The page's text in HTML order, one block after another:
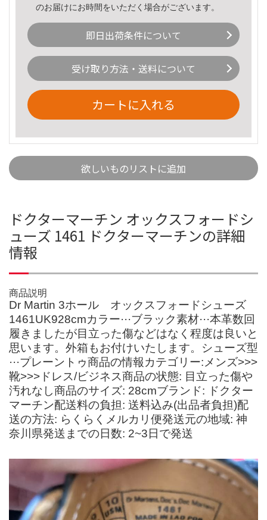
のお届けにお時間をいただく場合がございます。
即日出荷条件について
受け取り方法・送料について
カートに入れる
欲しいものリストに追加
ドクターマーチン オックスフォードシ
ューズ 1461 ドクターマーチンの詳細
情報
商品説明
Dr Martin 3ホール オックスフォードシューズ
1461UK928cmカラー···ブラック素材···本革数回
履きましたが目立った傷などはなく程度は良いと
思います。外箱もお付けいたします。シューズ型
···プレーントゥ商品の情報カテゴリー:メンズ>>>
靴>>>ドレス/ビジネス商品の状態: 目立った傷や
汚れなし商品のサイズ: 28cmブランド: ドクター
マーチン配送料の負担: 送料込み(出品者負担)配
送の方法: らくらくメルカリ便発送元の地域: 神
奈川県発送までの日数: 2~3日で発送